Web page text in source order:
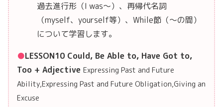
過去進行形（I was〜）、再帰代名詞
（myself、yourself等）、While節（〜の間）
について学習します。
LESSON10 Could, Be Able to, Have Got to,
Too + Adjective Expressing Past and Future
Ability,Expressing Past and Future Obligation,Giving an
Excuse